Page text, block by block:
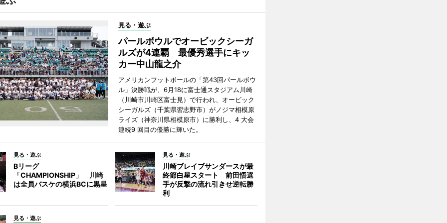
見る・遊ぶ
パールボウルでオービックシーガ
ルズが4連覇 最優秀選手にキッ
カー中山龍之介
アメリカンフットボールの「第43回パールボウ
ル」決勝戦が、6月18に富士通スタジアム川崎
（川崎市川崎区富士見）で行われ、オービック
シーガルズ（千葉県習志野市）がノジマ相模原
ライズ（神奈川県相模原市）に勝利し、4 大会
連続9 回目の優勝に輝いた。
見る・遊ぶ
Bリーグ
「CHAMPIONSHIP」 川崎
は全員バスケの横浜BCに黒星
見る・遊ぶ
川崎ブレイブサンダースが最
終節白星スタート 前田悟選
手が反撃の流れ引きせ逆転勝
利
見る・遊ぶ